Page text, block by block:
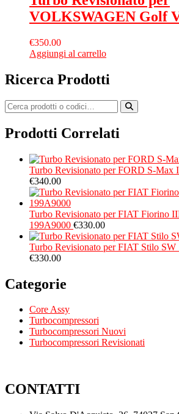
VOLKSWAGEN Golf
€350.00
Aggiungi al carrello
Ricerca Prodotti
Prodotti Correlati
Turbo Revisionato per FORD S-
€340.00
Turbo Revisionato per FIAT Fiorino
199A9000 €330.00
Turbo Revisionato per FIAT Stilo
€330.00
Categorie
Core Assy
Turbocompressori
Turbocompressori Nuovi
Turbocompressori Revisionati
CONTATTI